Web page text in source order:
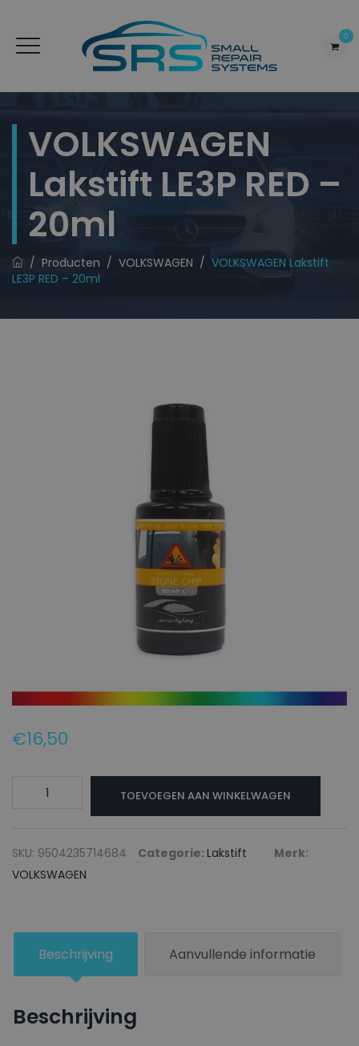
0
VOLKSWAGEN
Lakstift LE3P RED –
20ml
/ Producten / VOLKSWAGEN / VOLKSWAGEN Lakstift
LE3P RED – 20ml
€16,50
VOLKSWAGEN
RED
-
TOEVOEGEN AAN WINKELWAGEN
SKU: 9504235714684 Categorie: Lakstift
Merk:
VOLKSWAGEN
Beschrijving Aanvullende informatie
Beschrijving